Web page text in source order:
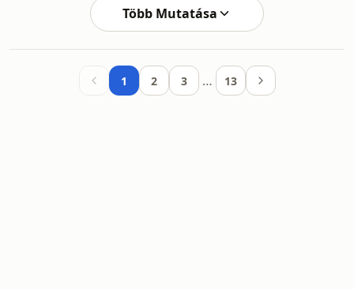
Több Mutatása
1 2 3 … 13